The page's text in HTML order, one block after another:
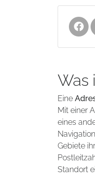
Was
Eine
Mit einer
eines
Gebiete
Standort